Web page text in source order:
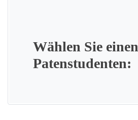
Wählen Sie einen
Patenstudenten: